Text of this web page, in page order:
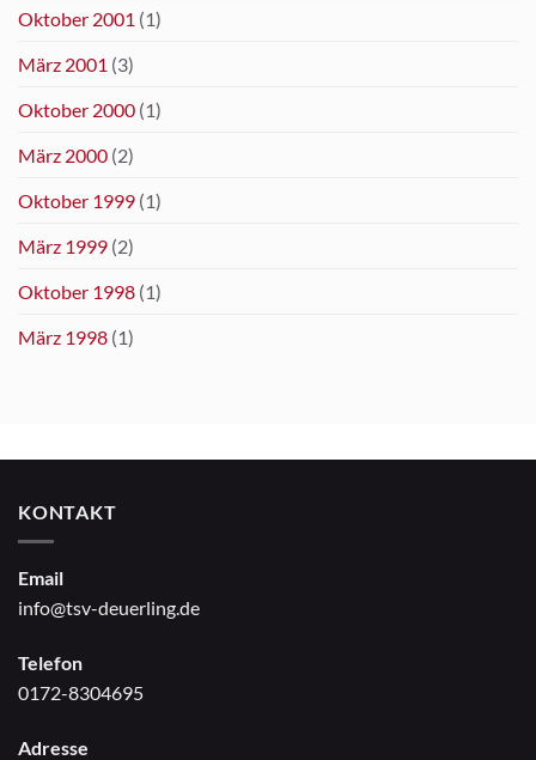
Oktober 2001 (1)
März 2001 (3)
Oktober 2000 (1)
März 2000 (2)
Oktober 1999 (1)
März 1999 (2)
Oktober 1998 (1)
März 1998 (1)
KONTAKT
Email
info@tsv-deuerling.de
Telefon
0172-8304695
Adresse